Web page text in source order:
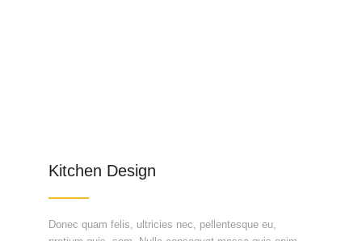
Kitchen Design
Donec quam felis, ultricies nec, pellentesque eu,